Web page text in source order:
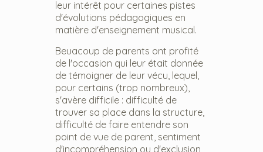
leur intérêt pour certaines pistes
d'évolutions pédagogiques en
matière d'enseignement musical.
Beuacoup de parents ont profité
de l'occasion qui leur était donnée
de témoigner de leur vécu, lequel,
pour certains (trop nombreux),
s'avère difficile : difficulté de
trouver sa place dans la structure,
difficulté de faire entendre son
point de vue de parent, sentiment
d'incompréhension ou d'exclusion,